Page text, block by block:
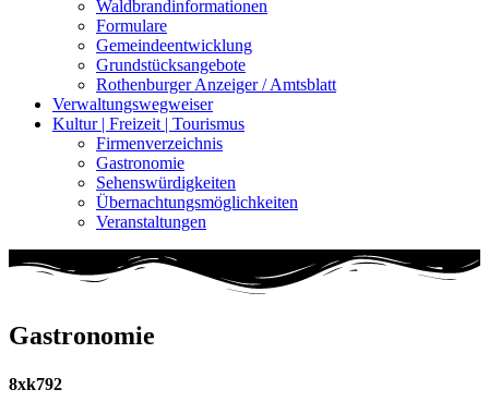
Waldbrandinformationen
Formulare
Gemeindeentwicklung
Grundstücksangebote
Rothenburger Anzeiger / Amtsblatt
Verwaltungswegweiser
Kultur | Freizeit | Tourismus
Firmenverzeichnis
Gastronomie
Sehenswürdigkeiten
Übernachtungsmöglichkeiten
Veranstaltungen
Gastronomie
8xk792